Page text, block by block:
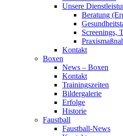
Unsere
Beratung
Screenings,
Kontakt
Boxen
News – Boxen
Kontakt
Trainingszeiten
Bildergalerie
Erfolge
Historie
Faustball
Faustball-News